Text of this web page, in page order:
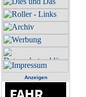
Anzeigen